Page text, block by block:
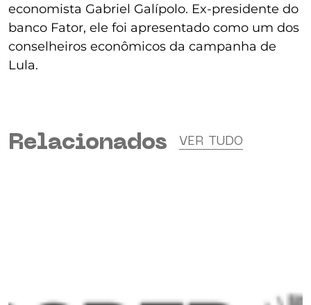
economista Gabriel Galípolo. Ex-presidente do
banco Fator, ele foi apresentado como um dos
conselheiros econômicos da campanha de
Lula.
Relacionados VER TUDO